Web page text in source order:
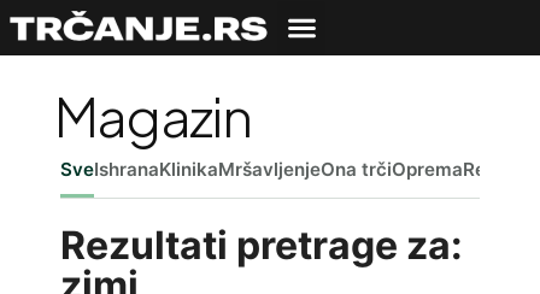
Magazin
SveIshranaKlinikaMršavljenjeOna trčiOpremaReč
Rezultati pretrage za: